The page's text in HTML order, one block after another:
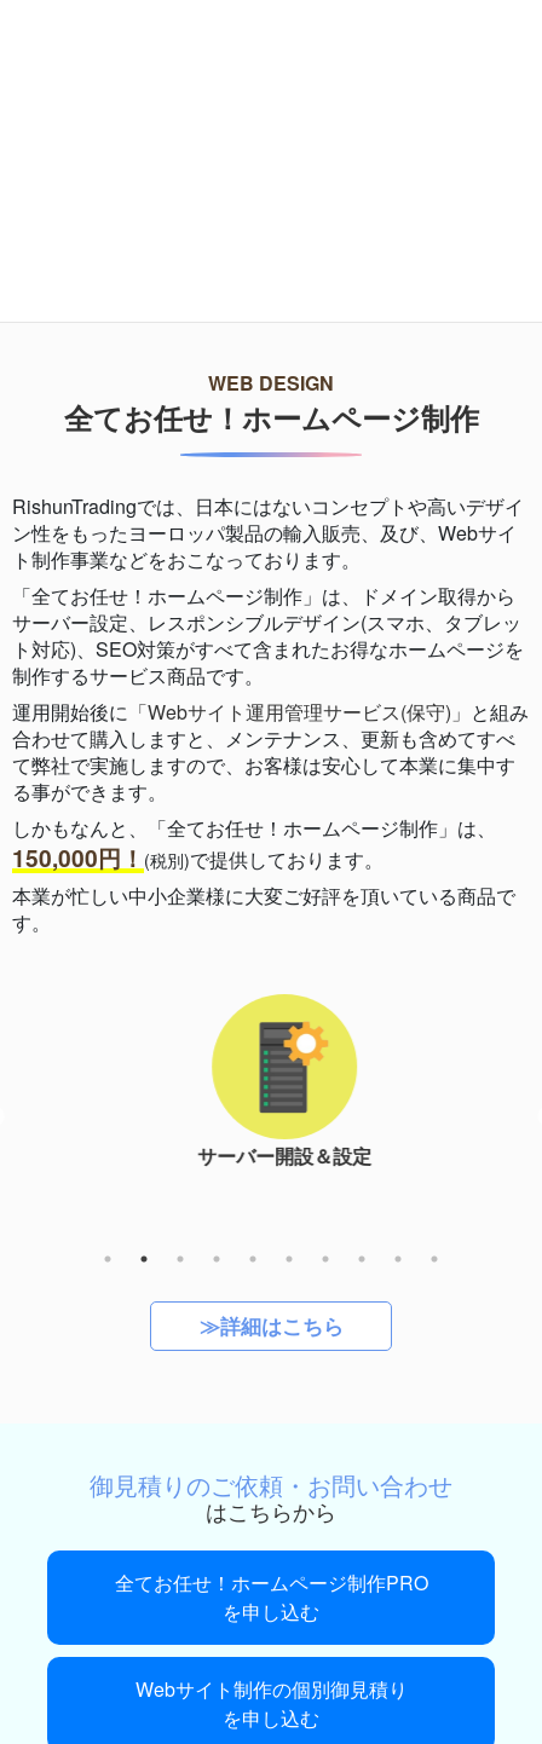
WEB DESIGN
全てお任せ！ホームページ制作
RishunTradingでは、日本にはないコンセプトや高いデザイ
ン性をもったヨーロッパ製品の輸入販売、及び、Webサイ
ト制作事業などをおこなっております。
「全てお任せ！ホームページ制作」は、ドメイン取得から
サーバー設定、レスポンシブルデザイン(スマホ、タブレッ
ト対応)、SEO対策がすべて含まれたお得なホームページを
制作するサービス商品です。
運用開始後に 「Webサイト運用管理サービス(保守)」 と組み
合わせて購入しますと、メンテナンス、更新も含めてすべ
て弊社で実施しますので、お客様は安心して本業に集中す
る事ができます。
しかもなんと、「全てお任せ！ホームページ制作」は、
150,000円！ (税別)で提供しております。
本業が忙しい中小企業様に大変ご好評を頂いている商品で
す。
サーバー開設＆設定
≫詳細はこちら
御見積りのご依頼・お問い合わせ
はこちらから
全てお任せ！ホームページ制作PRO
を申し込む
Webサイト制作の個別御見積り
を申し込む